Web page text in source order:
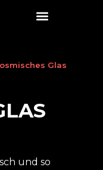
Glas
und so